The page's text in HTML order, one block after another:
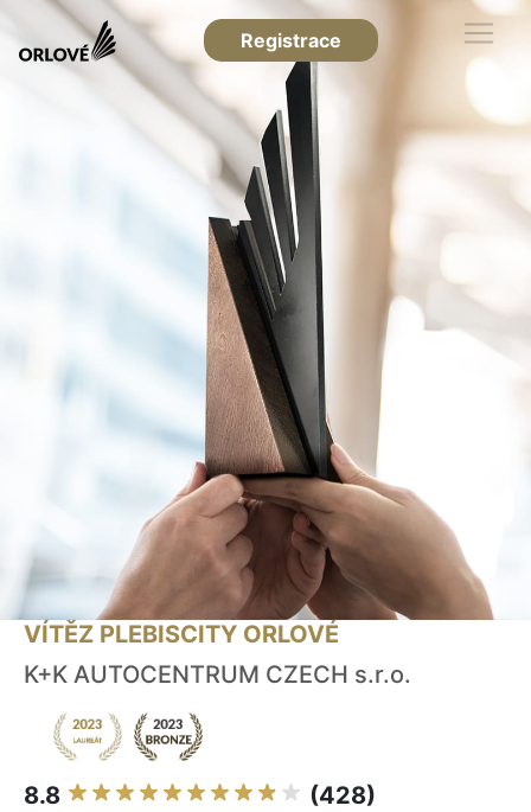
Registrace
VÍTĚZ PLEBISCITY ORLOVÉ
K+K AUTOCENTRUM CZECH s.r.o.
8.8 (428)